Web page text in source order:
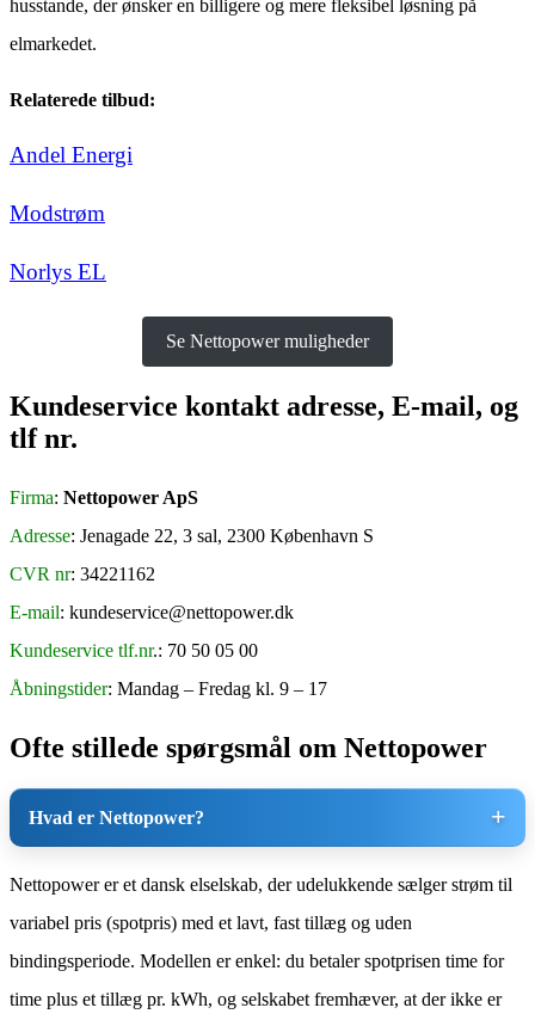
husstande, der ønsker en billigere og mere fleksibel løsning på
elmarkedet.
Relaterede tilbud:
Andel Energi
Modstrøm
Norlys EL
Se Nettopower muligheder
Kundeservice kontakt adresse, E-mail, og
tlf nr.
Firma: Nettopower ApS
Adresse: Jenagade 22, 3 sal, 2300 København S
CVR nr: 34221162
E-mail: kundeservice@nettopower.dk
Kundeservice tlf.nr.: 70 50 05 00
Åbningstider: Mandag – Fredag kl. 9 – 17
Ofte stillede spørgsmål om Nettopower
Hvad er Nettopower?
Nettopower er et dansk elselskab, der udelukkende sælger strøm til
variabel pris (spotpris) med et lavt, fast tillæg og uden
bindingsperiode. Modellen er enkel: du betaler spotprisen time for
time plus et tillæg pr. kWh, og selskabet fremhæver, at der ikke er